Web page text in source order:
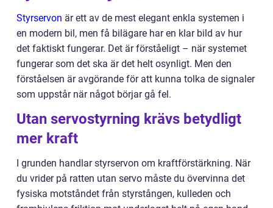
Styrservon är ett av de mest elegant enkla systemen i
en modern bil, men få bilägare har en klar bild av hur
det faktiskt fungerar. Det är förståeligt – när systemet
fungerar som det ska är det helt osynligt. Men den
förståelsen är avgörande för att kunna tolka de signaler
som uppstår när något börjar gå fel.
Utan servostyrning krävs betydligt
mer kraft
I grunden handlar styrservon om kraftförstärkning. När
du vrider på ratten utan servo måste du övervinna det
fysiska motståndet från styrstången, kulleden och